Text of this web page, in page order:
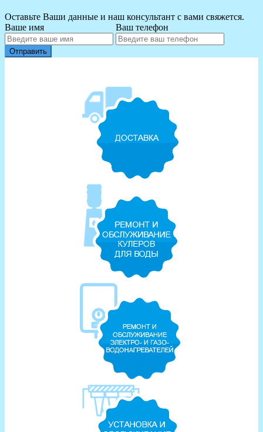
Оставьте Ваши данные и наш консультант с вами свяжется.
Ваше имя
Ваш телефон
Отправить